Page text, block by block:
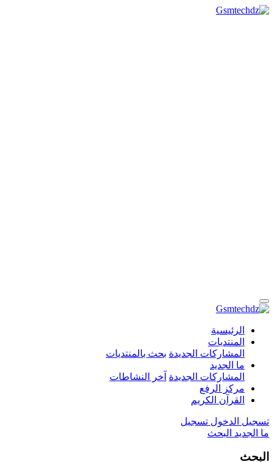
الرئيسية
المنتديات
المشاركات الجديدة بحث بالمنتديات
ما الجديد
المشاركات الجديدة آخر النشاطات
مركز الرفع
القرآن الكريم
تسجيل الدخول تسجيل
ما الجديد البحث
البحث